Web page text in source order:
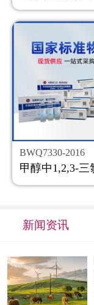
BWQ7330-2016
新闻资讯
返回主页